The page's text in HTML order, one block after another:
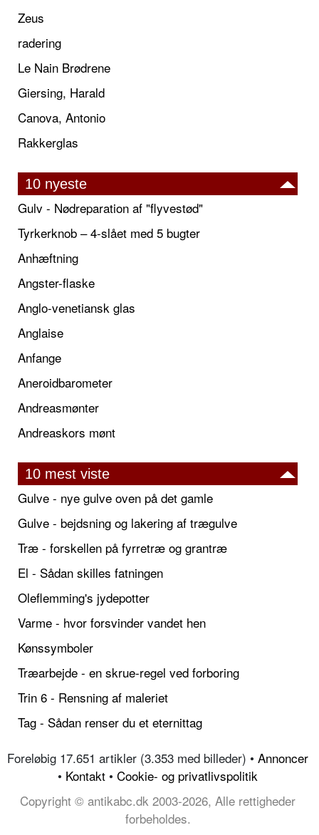
Zeus
radering
Le Nain Brødrene
Giersing, Harald
Canova, Antonio
Rakkerglas
10 nyeste
Gulv - Nødreparation af "flyvestød"
Tyrkerknob – 4-slået med 5 bugter
Anhæftning
Angster-flaske
Anglo-venetiansk glas
Anglaise
Anfange
Aneroidbarometer
Andreasmønter
Andreaskors mønt
10 mest viste
Gulve - nye gulve oven på det gamle
Gulve - bejdsning og lakering af trægulve
Træ - forskellen på fyrretræ og grantræ
El - Sådan skilles fatningen
Oleflemming's jydepotter
Varme - hvor forsvinder vandet hen
Kønssymboler
Træarbejde - en skrue-regel ved forboring
Trin 6 - Rensning af maleriet
Tag - Sådan renser du et eternittag
Foreløbig 17.651 artikler (3.353 med billeder) • Annoncer
• Kontakt • Cookie- og privatlivspolitik
Copyright © antikabc.dk 2003-2026, Alle rettigheder
forbeholdes.